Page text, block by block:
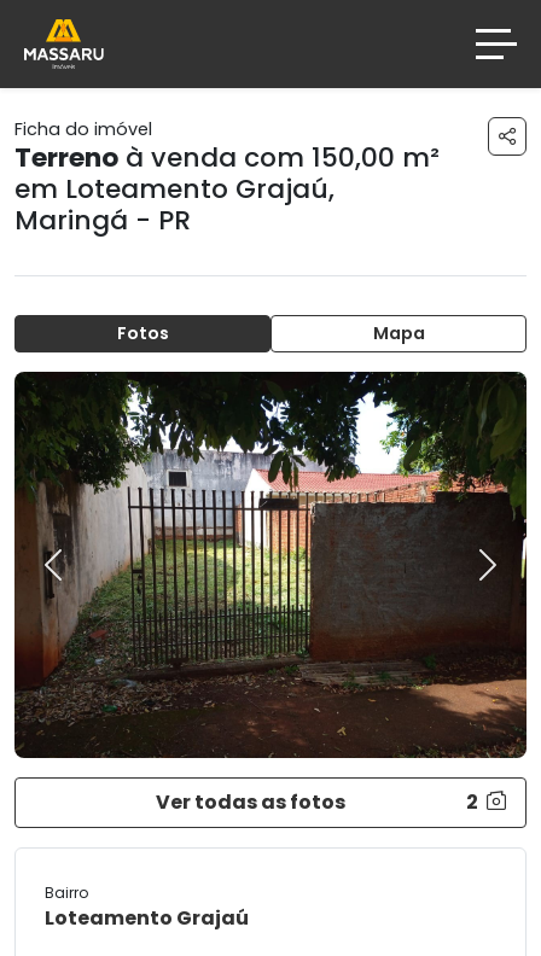
Ficha do imóvel
Terreno à venda com 150,00 m²
em Loteamento Grajaú,
Maringá - PR
Fotos Mapa
Previous Next
Ver todas as fotos 2
Bairro
Loteamento Grajaú